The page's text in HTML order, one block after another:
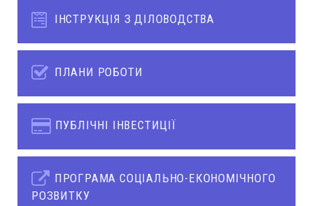
ІНСТРУКЦІЯ З ДІЛОВОДСТВА
ПЛАНИ РОБОТИ
ПУБЛІЧНІ ІНВЕСТИЦІЇ
ПРОГРАМА СОЦІАЛЬНО-ЕКОНОМІЧНОГО
РОЗВИТКУ